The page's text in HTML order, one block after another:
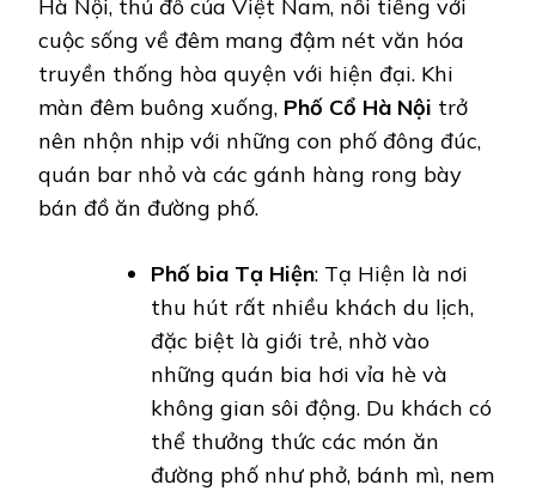
Hà Nội, thủ đô của Việt Nam, nổi tiếng với
cuộc sống về đêm mang đậm nét văn hóa
truyền thống hòa quyện với hiện đại. Khi
màn đêm buông xuống, Phố Cổ Hà Nội trở
nên nhộn nhịp với những con phố đông đúc,
quán bar nhỏ và các gánh hàng rong bày
bán đồ ăn đường phố.
Phố bia Tạ Hiện: Tạ Hiện là nơi
thu hút rất nhiều khách du lịch,
đặc biệt là giới trẻ, nhờ vào
những quán bia hơi vỉa hè và
không gian sôi động. Du khách có
thể thưởng thức các món ăn
đường phố như phở, bánh mì, nem